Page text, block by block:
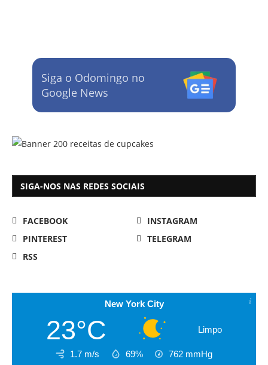
Siga o Odomingo no
Google News
SIGA-NOS NAS REDES SOCIAIS
FACEBOOK
INSTAGRAM
PINTEREST
TELEGRAM
RSS
New York City
23°C Limpo
1.7 m/s 69% 762 mmHg